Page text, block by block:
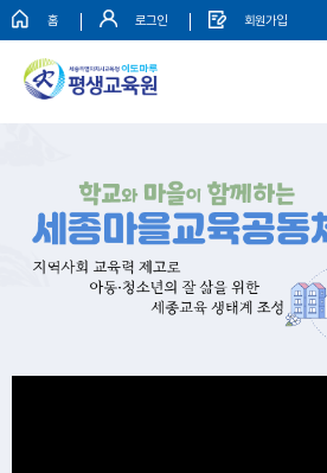
홈 로그인 회원가입